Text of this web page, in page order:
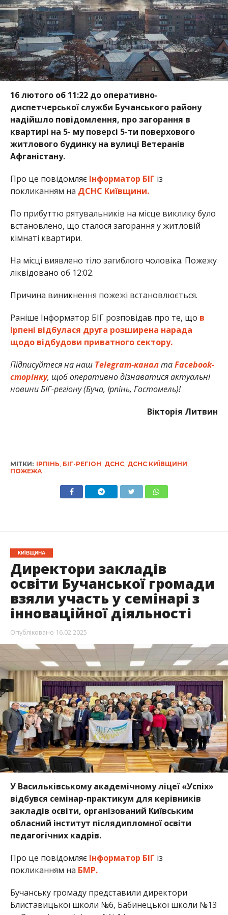
16 лютого об 11:22 до оперативно-
диспетчерської служби Бучанського району
надійшло повідомлення, про загорання в
квартирі на 5- му поверсі 5-ти поверхового
житлового будинку на вулиці Ветеранів
Афганістану.
Про це повідомляє Інформатор БІГ із
покликанням на ДСНС Київщини.
По прибуттю рятувальників на місце виклику було
встановлено, що сталося загорання у житловій
кімнаті квартири.
На місці виявлено тіло загиблого чоловіка. Пожежу
ліквідовано об 12:02.
Причина виникнення пожежі встановлюється.
Раніше Інформатор БІГ розповідав про те, що в
Ірпені відбулася друга розширена нарада
щодо відбудови приватного сектору.
Підписуйтеся на наш Telegram-каналтаFacebook-
сторінку, щоб оперативно дізнаватися актуальні
новини БІГ-регіону (Буча, Ірпінь, Гостомель)!
Вікторія Литвин
МІТКИ: ІРПІНЬ, БІГ-РЕГІОН, ДСНС, ДСНС КИЇВЩИНИ,
ПОЖЕЖА
КИЇВЩИНА
Директори закладів
освіти Бучанської громади
взяли участь у семінарі з
інноваційної діяльності
Опубліковано 16.02.2025
У Васильківському академічному ліцеї «Успіх»
відбувся семінар-практикум для керівників
закладів освіти, організований Київським
обласний інститут післядипломної освіти
педагогічних кадрів.
Про це повідомляє Інформатор БІГ із
покликанням на БМР.
Бучанську громаду представили директори
Блиставицької школи №6, Бабинецької школи №13